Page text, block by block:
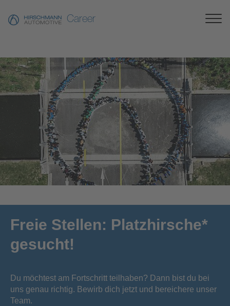
Career
Freie Stellen: Platzhirsche*
gesucht!
Du möchtest am Fortschritt teilhaben? Dann bist du bei
uns genau richtig. Bewirb dich jetzt und bereichere unser
Team.